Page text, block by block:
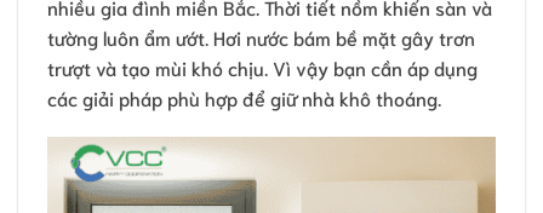
nhiều gia đình miền Bắc. Thời tiết nồm khiến sàn và
tường luôn ẩm ướt. Hơi nước bám bề mặt gây trơn
trượt và tạo mùi khó chịu. Vì vậy bạn cần áp dụng
các giải pháp phù hợp để giữ nhà khô thoáng.